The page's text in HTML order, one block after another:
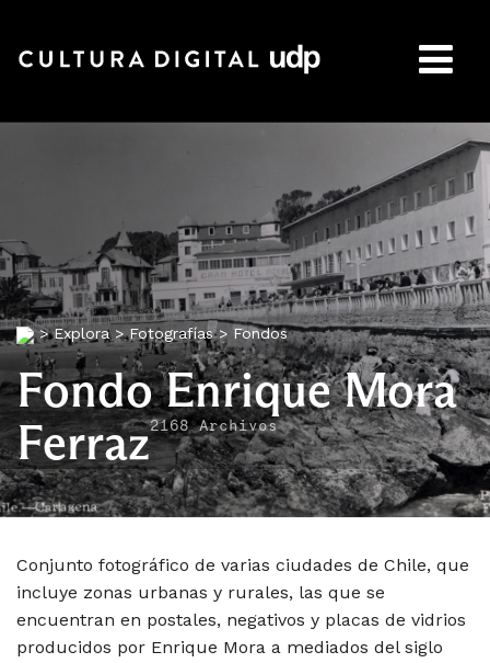
>Explora>Fotografías> Fondos
Fondo Enrique Mora
Ferraz2168 Archivos
Conjunto fotográfico de varias ciudades de Chile, que
incluye zonas urbanas y rurales, las que se
encuentran en postales, negativos y placas de vidrios
producidos por Enrique Mora a mediados del siglo